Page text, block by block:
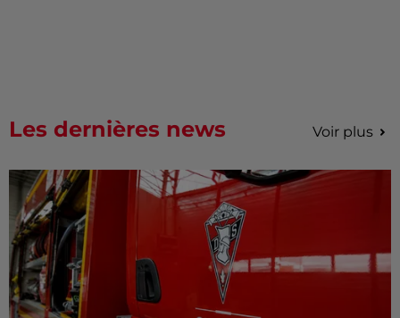
Les dernières news Voir plus